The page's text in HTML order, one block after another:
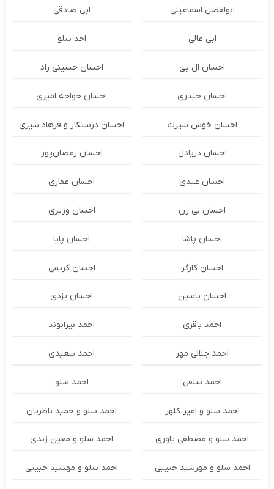
ابولفضل اسماعیلی ابی صادقی
ابی عالی احد سلو
احسان ال پی احسان حسینی راد
احسان حیدری احسان خواجه امیری
احسان خوش سیرت احسان درستكار و فرهاد شيرى
احسان دریادل احسان رمضان‌پور
احسان عبدی احسان غفاری
احسان نی زن احسان وزیری
احسان پاشا احسان پایا
احسان کارگر احسان کریمی
احسان یاسین احسان یزدی
احمد باقری احمد بیرانوند
احمد جلالی مهر احمد سعیدی
احمد سلفی احمد سلو
احمد سلو و امیر کلهر احمد سلو و حمید ناظریان
احمد سلو و مصطفی یاوری احمد سلو و معین زندی
احمد سلو و مهرشید حبیبی احمد سلو و مهشید حبیبی